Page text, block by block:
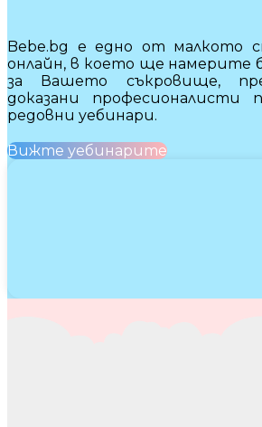
Bebe.bg е едно от малкото
онлайн, в което ще намерите
за Вашето съкровище,
доказани професионалисти
редовни уебинари.
Вижте уебинарите